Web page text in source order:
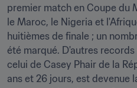
premier match en Coupe du
le Maroc, le Nigeria et
huitièmes de finale ; un
été marqué. D'autres
celui de Casey Phair de la
ans et 26 jours, est devenue